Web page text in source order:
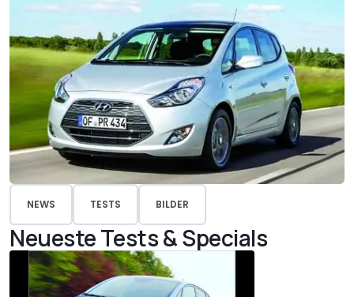
NEWS TESTS BILDER
Neueste Tests & Specials